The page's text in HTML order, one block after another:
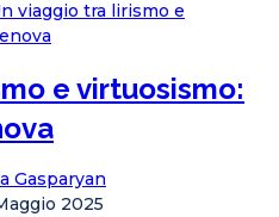
e virtuosismo:
Gasparyan
2025